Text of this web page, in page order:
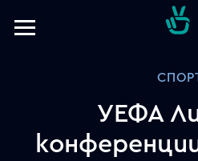
Планове
УЕФА